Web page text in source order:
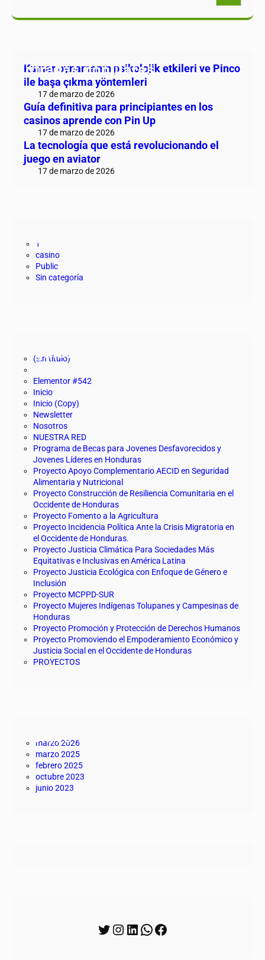
Entradas populares
Kumar oynamanın psikolojik etkileri ve Pinco
ile başa çıkma yöntemleri
17 de marzo de 2026
Guía definitiva para principiantes en los
casinos aprende con Pin Up
17 de marzo de 2026
La tecnología que está revolucionando el
juego en aviator
17 de marzo de 2026
Categorías
1
casino
Public
Sin categoría
Páginas
(sin título)
Elementor #542
Inicio
Inicio (Copy)
Newsletter
Nosotros
NUESTRA RED
Programa de Becas para Jovenes Desfavorecidos y
Jovenes Líderes en Honduras
Proyecto Apoyo Complementario AECID en Seguridad
Alimentaria y Nutricional
Proyecto Construcción de Resiliencia Comunitaria en el
Occidente de Honduras
Proyecto Fomento a la Agricultura
Proyecto Incidencia Política Ante la Crisis Migratoria en
el Occidente de Honduras.
Proyecto Justicia Climática Para Sociedades Más
Equitativas e Inclusivas en América Latina
Proyecto Justicia Ecológica con Enfoque de Género e
Inclusión
Proyecto MCPPD-SUR
Proyecto Mujeres Indígenas Tolupanes y Campesinas de
Honduras
Proyecto Promoción y Protección de Derechos Humanos
Proyecto Promoviendo el Empoderamiento Económico y
Justicia Social en el Occidente de Honduras
PROYECTOS
Archivo
marzo 2026
marzo 2025
febrero 2025
octubre 2023
junio 2023